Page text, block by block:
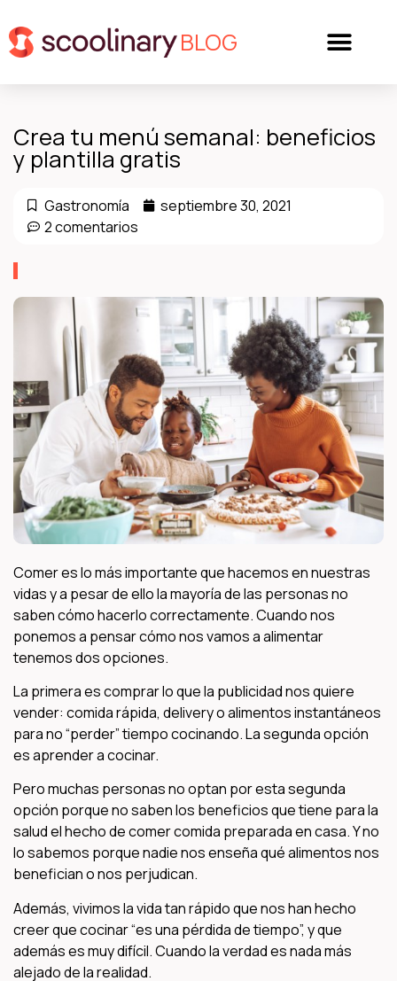
BLOG
Crea tu menú semanal: beneficios
y plantilla gratis
Gastronomía
septiembre 30, 2021
2 comentarios
Comer es lo más importante que hacemos en nuestras
vidas y a pesar de ello la mayoría de las personas no
saben cómo hacerlo correctamente. Cuando nos
ponemos a pensar cómo nos vamos a alimentar
tenemos dos opciones.
La primera es comprar lo que la publicidad nos quiere
vender: comida rápida, delivery o alimentos instantáneos
para no “perder” tiempo cocinando. La segunda opción
es aprender a cocinar.
Pero muchas personas no optan por esta segunda
opción porque no saben los beneficios que tiene para la
salud el hecho de comer comida preparada en casa. Y no
lo sabemos porque nadie nos enseña qué alimentos nos
benefician o nos perjudican.
Además, vivimos la vida tan rápido que nos han hecho
creer que cocinar “es una pérdida de tiempo”, y que
además es muy difícil. Cuando la verdad es nada más
alejado de la realidad.